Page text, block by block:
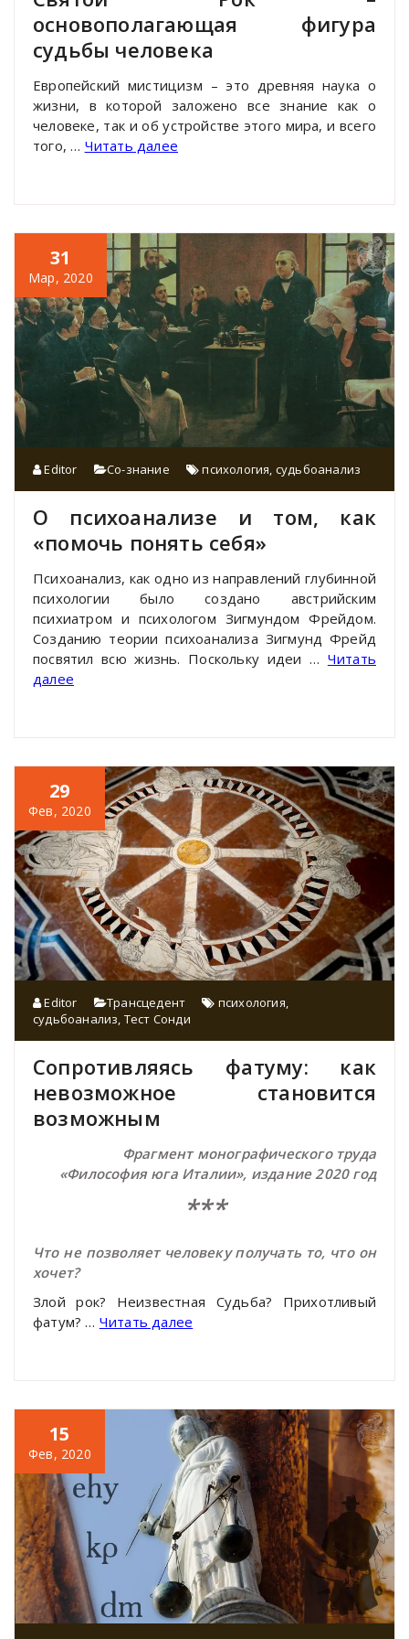
основополагающая фигура
судьбы человека
Европейский мистицизм – это древняя наука о
жизни, в которой заложено все знание как о
человеке, так и об устройстве этого мира, и всего
того, … Читать далее
31
Мар, 2020
Editor Со-знание психология судьбоанализ
О психоанализе и том, как
«помочь понять себя»
Психоанализ, как одно из направлений глубинной
психологии было создано австрийским
психиатром и психологом Зигмундом Фрейдом.
Созданию теории психоанализа Зигмунд Фрейд
посвятил всю жизнь. Поскольку идеи … Читать
далее
29
Фев, 2020
Editor Трансцедент психология
судьбоанализ Тест Сонди
Сопротивляясь фатуму: как
невозможное становится
возможным
Фрагмент монографического труда
«Философия юга Италии», издание 2020 год
***
Что не позволяет человеку получать то, что он
хочет?
Злой рок? Неизвестная Судьба? Прихотливый
фатум? … Читать далее
15
Фев, 2020